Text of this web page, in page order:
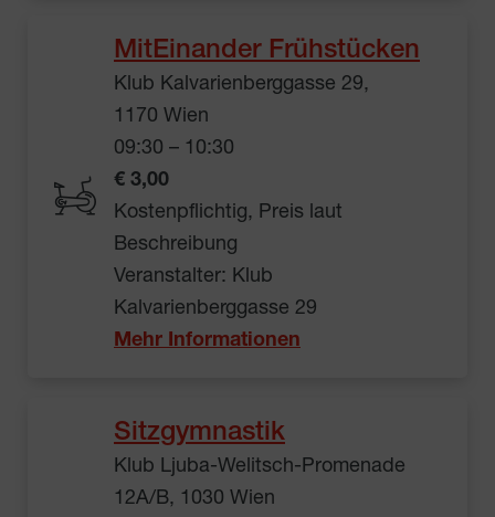
MitEinander Frühstücken
Klub Kalvarienberggasse 29,
1170 Wien
09:30 – 10:30
€ 3,00
Kostenpflichtig, Preis laut
Beschreibung
Veranstalter: Klub
Kalvarienberggasse 29
Mehr Informationen
Sitzgymnastik
Klub Ljuba-Welitsch-Promenade
12A/B, 1030 Wien